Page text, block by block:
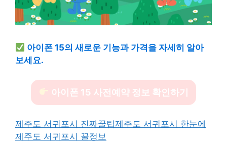
아이폰 15의 새로운 기능과 가격을 자세히 알아
보세요.
아이폰 15 사전예약 정보 확인하기
제주도 서귀포시 진짜꿀팁제주도 서귀포시 한눈에
제주도 서귀포시 꿀정보